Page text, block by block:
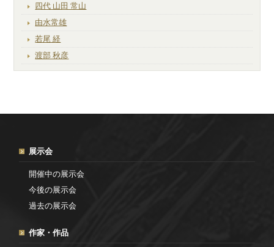
四代 山田 常山
由水常雄
若尾 経
渡部 秋彦
展示会
開催中の展示会
今後の展示会
過去の展示会
作家・作品